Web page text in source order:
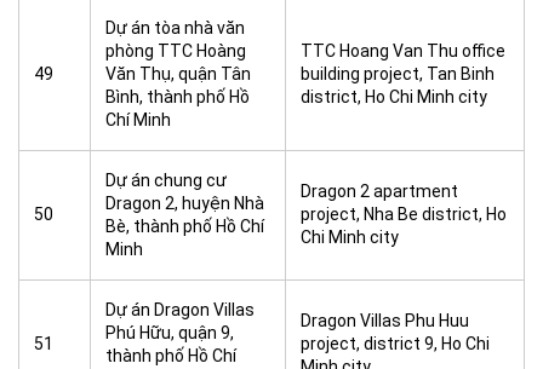
49
Dự án tòa nhà văn
phòng TTC Hoàng
Văn Thụ, quận Tân
Bình, thành phố Hồ
Chí Minh
TTC Hoang Van Thu office
building project, Tan Binh
district, Ho Chi Minh city
50
Dự án chung cư
Dragon 2, huyện Nhà
Bè, thành phố Hồ Chí
Minh
Dragon 2 apartment
project, Nha Be district, Ho
Chi Minh city
51
Dự án Dragon Villas
Phú Hữu, quận 9,
thành phố Hồ Chí
Dragon Villas Phu Huu
project, district 9, Ho Chi